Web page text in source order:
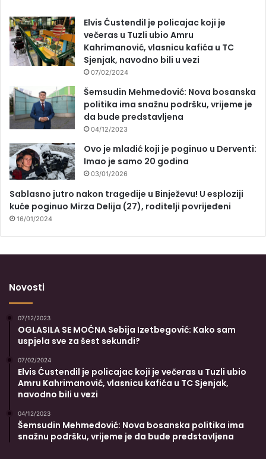
Elvis Ćustendil je policajac koji je
večeras u Tuzli ubio Amru
Kahrimanović, vlasnicu kafića u TC
Sjenjak, navodno bili u vezi
07/02/2024
Šemsudin Mehmedović: Nova bosanska
politika ima snažnu podršku, vrijeme je
da bude predstavljena
04/12/2023
Ovo je mladić koji je poginuo u Derventi:
Imao je samo 20 godina
03/01/2026
Sablasno jutro nakon tragedije u Binježevu! U esploziji
kuće poginuo Mirza Delija (27), roditelji povrijeđeni
16/01/2024
Novosti
07/12/2023
OGLASILA SE MOĆNA Sebija Izetbegović: Kako sam
uspjela sve za šest sekundi?
07/02/2024
Elvis Ćustendil je policajac koji je večeras u Tuzli ubio
Amru Kahrimanović, vlasnicu kafića u TC Sjenjak,
navodno bili u vezi
04/12/2023
Šemsudin Mehmedović: Nova bosanska politika ima
snažnu podršku, vrijeme je da bude predstavljena